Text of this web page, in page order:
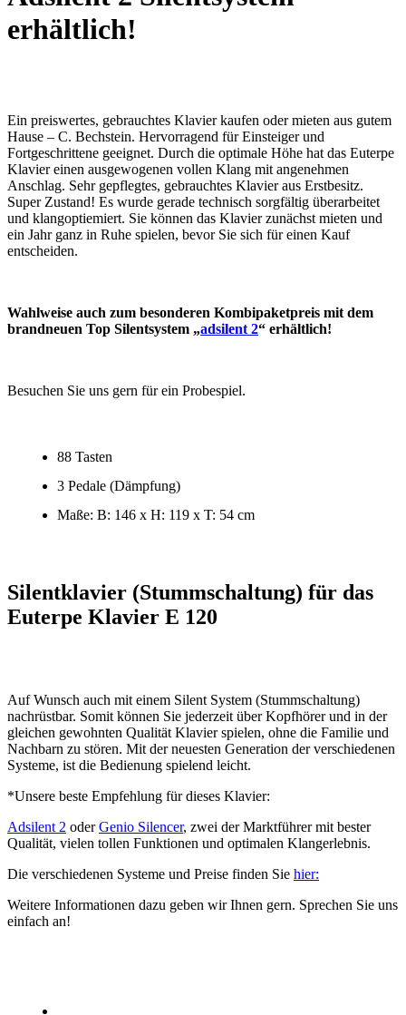
erhältlich!
Ein preiswertes, gebrauchtes Klavier kaufen oder mieten aus gutem
Hause – C. Bechstein. Hervorragend für Einsteiger und
Fortgeschrittene geeignet. Durch die optimale Höhe hat das Euterpe
Klavier einen ausgewogenen vollen Klang mit angenehmen
Anschlag. Sehr gepflegtes, gebrauchtes Klavier aus Erstbesitz.
Super Zustand! Es wurde gerade technisch sorgfältig überarbeitet
und klangoptiemiert. Sie können das Klavier zunächst mieten und
ein Jahr ganz in Ruhe spielen, bevor Sie sich für einen Kauf
entscheiden.
Wahlweise auch zum besonderen Kombipaketpreis mit dem
brandneuen Top Silentsystem „adsilent 2“ erhältlich!
Besuchen Sie uns gern für ein Probespiel.
88 Tasten
3 Pedale (Dämpfung)
Maße: B: 146 x H: 119 x T: 54 cm
Silentklavier (Stummschaltung) für das
Euterpe Klavier E 120
Auf Wunsch auch mit einem Silent System (Stummschaltung)
nachrüstbar. Somit können Sie jederzeit über Kopfhörer und in der
gleichen gewohnten Qualität Klavier spielen, ohne die Familie und
Nachbarn zu stören. Mit der neuesten Generation der verschiedenen
Systeme, ist die Bedienung spielend leicht.
*Unsere beste Empfehlung für dieses Klavier:
Adsilent 2 oderGenio Silencer, zwei der Marktführer mit bester
Qualität, vielen tollen Funktionen und optimalen Klangerlebnis.
Die verschiedenen Systeme und Preise finden Sie hier:
Weitere Informationen dazu geben wir Ihnen gern. Sprechen Sie uns
einfach an!